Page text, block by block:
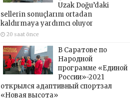
Uzak Doğu’daki
sellerin sonuçlarını ortadan
kaldırmaya yardımcı oluyor
20 saat önce
В Саратове по
Народной
программе «Единой
России»-2021
открылся адаптивный спортзал
«Новая высота»